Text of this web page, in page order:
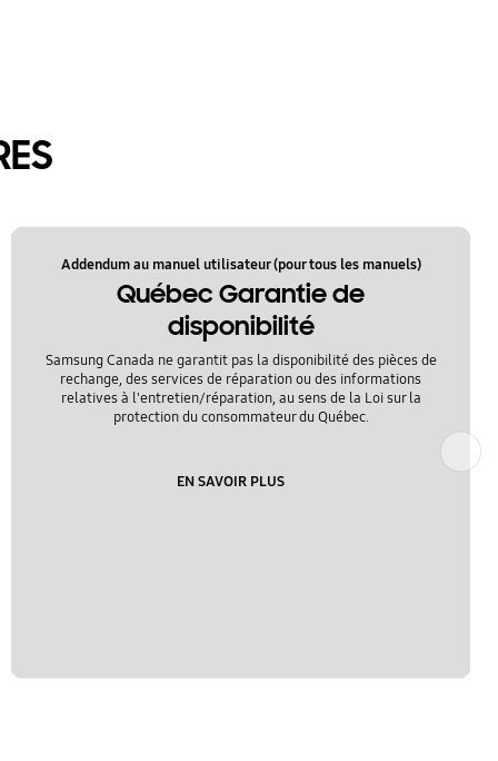
Addendum au manuel utilisateur (pour tous les manuels)
Québec Garantie de
disponibilité
Samsung Canada ne garantit pas la disponibilité des pièces de
rechange, des services de réparation ou des informations
relatives à l'entretien/réparation, au sens de la Loi sur la
protection du consommateur du Québec.
EN SAVOIR PLUS